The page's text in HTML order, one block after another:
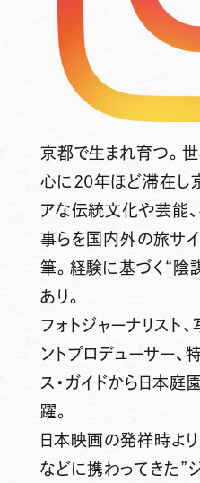
京都で生まれ育つ。
心に20年ほど滞在し
アな伝統文化や芸能
事らを国内外の旅サイ
筆。経験に基づく“陰
あり。
フォトジャーナリスト
ントプロデューサー、
ス・ガイドから日本
躍。
日本映画の発祥時よ
などに携わってきた”